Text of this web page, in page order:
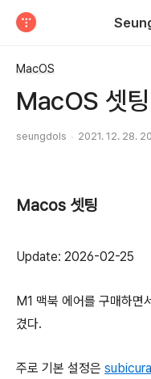
MacOS
MacOS 셋팅
seungdols 2021. 12. 28.
Macos 셋팅
Update: 2026-02-25
M1 맥북 에어를 구매하면
겼다.
주로 기본 설정은